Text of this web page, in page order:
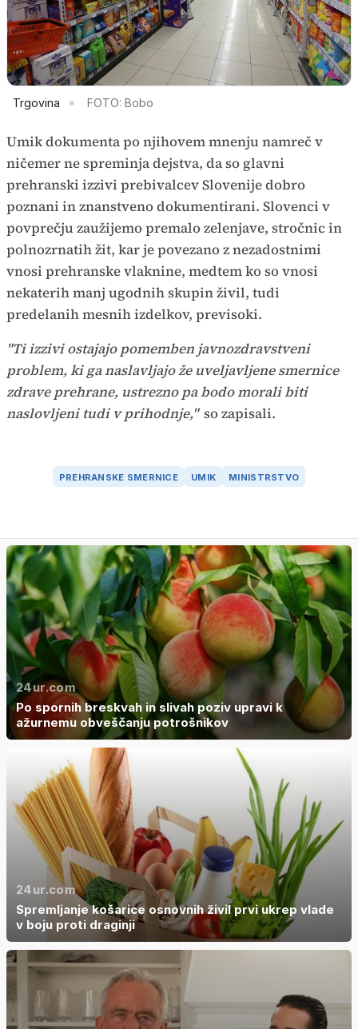
Trgovina FOTO: Bobo
Umik dokumenta po njihovem mnenju namreč v
ničemer ne spreminja dejstva, da so glavni
prehranski izzivi prebivalcev Slovenije dobro
poznani in znanstveno dokumentirani. Slovenci v
povprečju zaužijemo premalo zelenjave, stročnic in
polnozrnatih žit, kar je povezano z nezadostnimi
vnosi prehranske vlaknine, medtem ko so vnosi
nekaterih manj ugodnih skupin živil, tudi
predelanih mesnih izdelkov, previsoki.
"Ti izzivi ostajajo pomemben javnozdravstveni
problem, ki ga naslavljajo že uveljavljene smernice
zdrave prehrane, ustrezno pa bodo morali biti
naslovljeni tudi v prihodnje," so zapisali.
PREHRANSKE SMERNICE UMIK MINISTRSTVO
24ur.com
Po spornih breskvah in slivah poziv upravi k
ažurnemu obveščanju potrošnikov
24ur.com
Spremljanje košarice osnovnih živil prvi ukrep vlade
v boju proti draginji